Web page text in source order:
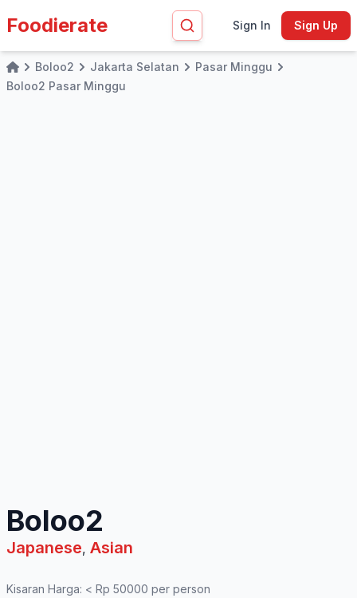
Foodierate Sign In Sign Up
HomeBoloo2 Jakarta Selatan
Pasar Minggu
Boloo2 Pasar Minggu
Boloo2
Japanese, Asian
Kisaran Harga: < Rp 50000 per person